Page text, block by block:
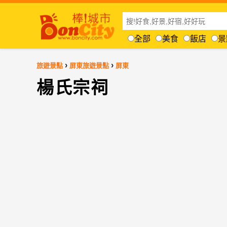
全部 美食 飯店
旅遊景點 › 屏東旅遊景點 › 屏東
楊氏宗祠